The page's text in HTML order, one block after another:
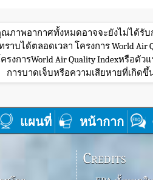
ภาพอากาศทั้งหมดอาจจะยังไม่ได้รับ
บได้ตลอดเวลา โครงการ World Air
งการWorld Air Quality Indexหรือ
การบาดเจ็บหรือความเสียหายที่เกิด
แผนที่ หน้ากาก
Credits